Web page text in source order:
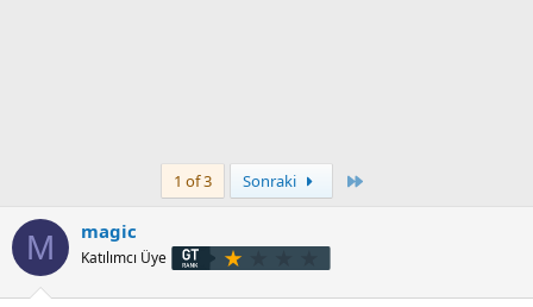
1 of 3 Sonraki
M magic
Katılımcı Üye